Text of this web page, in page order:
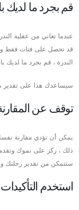
قم بجرد ما لديك
عندما تعاني من عقلية
قد تحصل على فتات فقط
الندرة ، قم بجرد ما لديك
سيساعدك هذا على تقدير
توقف عن
يمكن أن تؤدي مقارنة
ذلك ، ركز على نموك
ستتمكن من تقدير رحلتك
استخدم التأكيدات